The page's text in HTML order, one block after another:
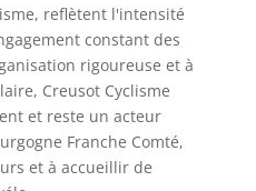
reflètent l'intensité
constant des
rigoureuse et à
Creusot Cyclisme
et reste un acteur
Franche Comté,
et à accueillir de